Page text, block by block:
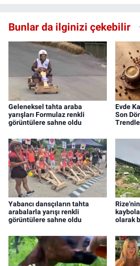
Bunlar da ilginizi çekebilir
Geleneksel tahta araba
yarışları Formulaz renkli
görüntülere sahne oldu
Evde
Son
Yabancı dansçıların tahta
arabalarla yarışı renkli
görüntülere sahne oldu
olarak